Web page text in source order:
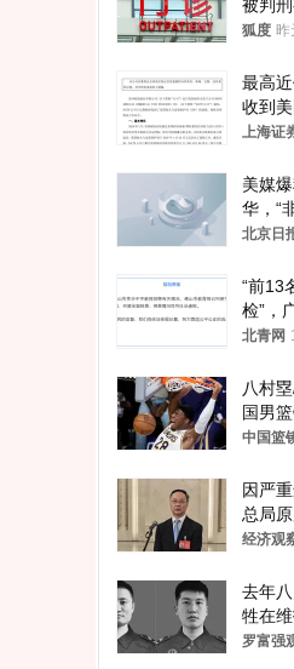
被判
狐度 昨
最高
收到
上海证
美媒
华，“
北京日
“前13
检”，
北青网
八村
国男
中国篮
因严
总局
国人
经济观
去年
牲在
中
罗富强